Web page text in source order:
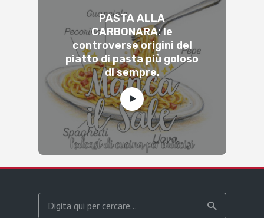
PASTA ALLA
CARBONARA: le
controverse origini del
piatto di pasta più goloso
di sempre.